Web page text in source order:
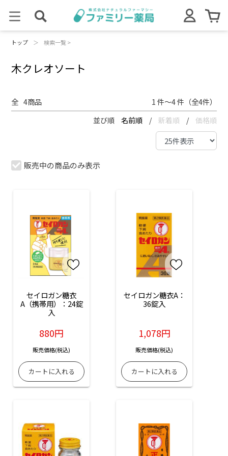
トップ ＞ 検索一覧 >
木クレオソート
全 4商品 1 件～4 件（全4件）
並び順 名前順 / 新着順 / 価格順
販売中の商品のみ表示
セイロガン糖衣
A（携帯用）：24錠
入
880円
販売価格(税込)
セイロガン糖衣A：
36錠入
1,078円
販売価格(税込)